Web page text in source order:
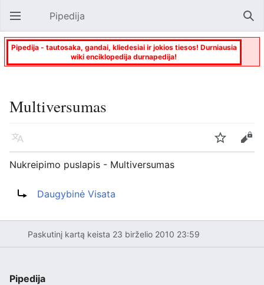
Atverti pagrindinį meniu Pipedija
Pipedija - tautosaka, gandai, kliedesiai ir jokios tiesos! Durniausia
wiki enciklopedija durnapedija!
Multiversumas
Kalba Stebėti
Keisti
Nukreipimo puslapis - Multiversumas
Daugybinė Visata
Paskutinį kartą keista 23 birželio 2010 23:59
Pipedija